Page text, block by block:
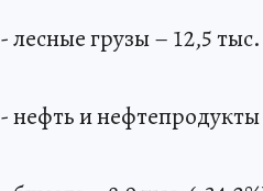
- лесные грузы – 12,5
- нефть и